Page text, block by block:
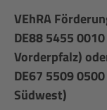
VEhRA
DE88 5455
Vorderpfalz)
DE67 5509
Südwest)